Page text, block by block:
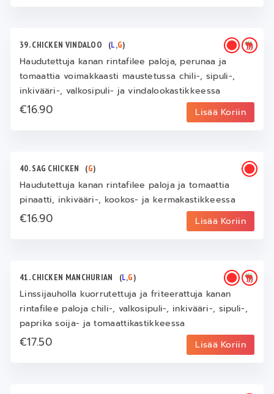
39. CHICKEN VINDALOO (L,G)
Haudutettuja kanan rintafilee paloja, perunaa ja
tomaattia voimakkaasti maustetussa chili-, sipuli-,
inkivääri-, valkosipuli- ja vindalookastikkeessa
€16.90 Lisää Koriin
40. SAG CHICKEN (G)
Haudutettuja kanan rintafilee paloja ja tomaattia
pinaatti, inkivääri-, kookos- ja kermakastikkeessa
€16.90 Lisää Koriin
41. CHICKEN MANCHURIAN (L,G)
Linssijauholla kuorrutettuja ja friteerattuja kanan
rintafilee paloja chili-, valkosipuli-, inkivääri-, sipuli-,
paprika soija- ja tomaattikastikkeessa
€17.50 Lisää Koriin